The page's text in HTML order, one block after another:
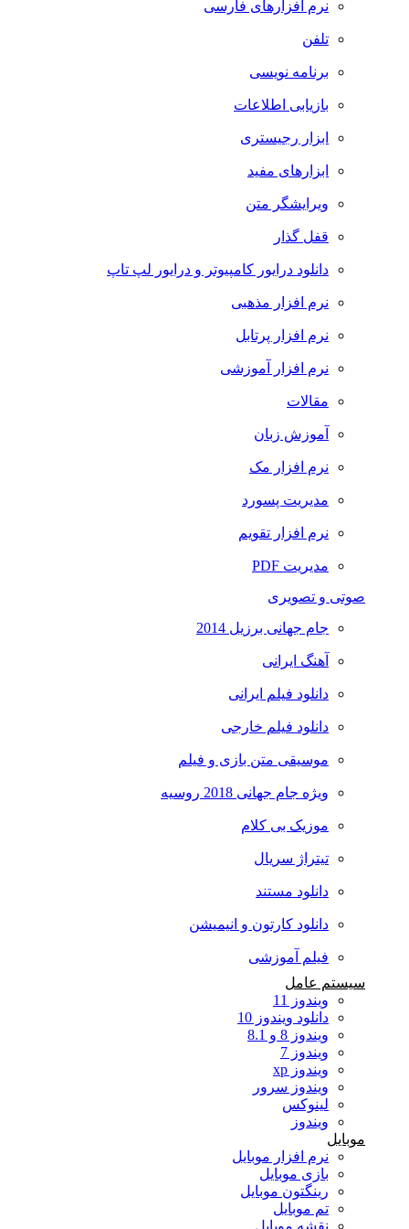
نرم افزارهای فارسی
تلفن
برنامه نویسی
بازیابی اطلاعات
ابزار رجیستری
ابزارهای مفید
ویرایشگر متن
قفل گذار
دانلود درایور کامپیوتر و درایور لپ تاپ
نرم افزار مذهبی
نرم افزار پرتابل
نرم افزار آموزشی
مقالات
آموزش زبان
نرم افزار مک
مدیریت پسورد
نرم افزار تقویم
مدیریت PDF
صوتی و تصویری
جام جهانی برزیل 2014
آهنگ ایرانی
دانلود فیلم ایرانی
دانلود فیلم خارجی
موسیقی متن بازی و فیلم
ویژه جام جهانی 2018 روسیه
موزیک بی کلام
تیتراژ سریال
دانلود مستند
دانلود کارتون و انیمیشن
فیلم آموزشی
سیستم عامل
ویندوز 11
دانلود ویندوز 10
ویندوز 8 و 8.1
ویندوز 7
ویندوز xp
ویندوز سرور
لینوکس
ویندوز
موبایل
نرم افزار موبایل
بازی موبایل
رینگتون موبایل
تم موبایل
نقشه موبایل